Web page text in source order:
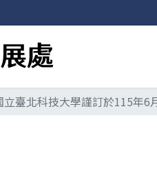
立臺北科技大學謹訂於115年6